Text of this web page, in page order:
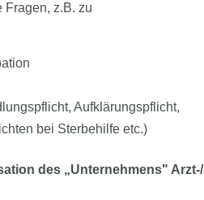
Fragen, z.B. zu
Aufklärungspflicht,
bei Sterbehilfe etc.)
des „Unternehmens" Arzt-/